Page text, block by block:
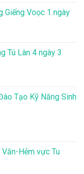
Giếng Voọc 1 ngày
Tú Làn 4 ngày 3
Tạo Kỹ Năng Sinh
Hẻm vực Tu